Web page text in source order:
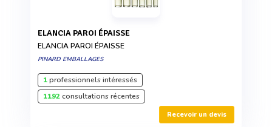
ELANCIA PAROI ÉPAISSE
ELANCIA PAROI ÉPAISSE
PINARD EMBALLAGES
1professionnels intéressés
1192consultations récentes
Recevoir un devis